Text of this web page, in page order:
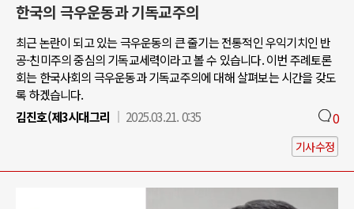
한국의 극우운동과 기독교주의
최근 논란이 되고 있는 극우운동의 큰 줄기는 전통적인 우익기치인 반
공-친미주의 중심의 기독교세력이라고 볼 수 있습니다. 이번 주례토론
회는 한국사회의 극우운동과 기독교주의에 대해 살펴보는 시간을 갖도
록 하겠습니다.
김진호(제3시대그리
2025.03.21. 0:35 0
기사수정